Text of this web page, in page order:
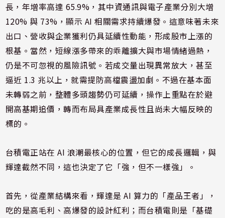
長，年增率高達 65.9%，其中資通訊與電子產業分別大增
120% 與 73%，顯示 AI 相關需求持續爆發。這意味著未來
出口、營收與企業獲利仍具延續性動能，形成股市上漲的
根基。當然，短線漲多帶來的乖離擴大與市場情緒過熱，
仍是不可忽視的風險訊號。若成交量出現異常放大，甚至
逼近 1.3 兆以上，就需提防高檔震盪加劇。不過在基本面
未轉弱之前，整體多頭趨勢仍可延續，操作上重點在於避
開高基期追價，轉而布局具產業成長性且尚未大幅反映的
標的。
台積電正站在 AI 浪潮最核心的位置，但它的成長邏輯，與
輝達截然不同，這也決定了它「強，但不一樣強」。
首先，從產業結構來看，輝達是 AI 算力的「產品王者」，
吃的是高毛利、高爆發的設計紅利；而台積電則是「基礎